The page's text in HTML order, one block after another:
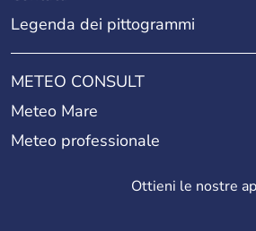
Legenda dei pittogrammi
METEO CONSULT
Meteo Mare
Meteo professionale
Ottieni le nostre